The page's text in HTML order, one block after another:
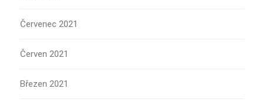
Červenec 2021
Červen 2021
Březen 2021